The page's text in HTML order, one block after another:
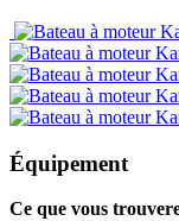
Équipement
Ce que vous